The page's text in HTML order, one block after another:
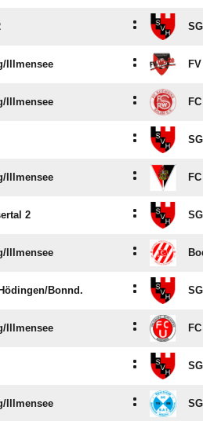
:
​Illmensee :
​Illmensee :
:
​Illmensee :
2 :
​Illmensee :
​Bonnd. :
​Illmensee :
:
​Illmensee :